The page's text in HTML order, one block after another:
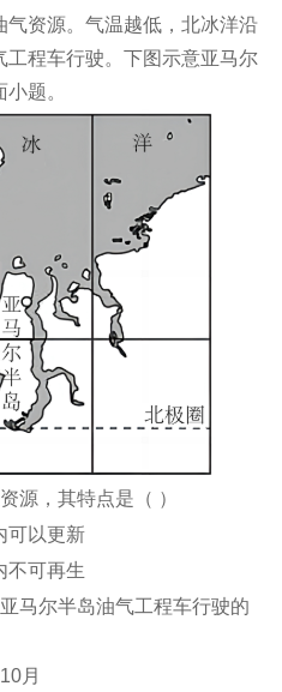
气资源。气温越低，北冰洋沿
工程车行驶。下图示意亚马尔
题。
源，其特点是（ ）
可以更新
不可再生
马尔半岛油气工程车行驶的
10月